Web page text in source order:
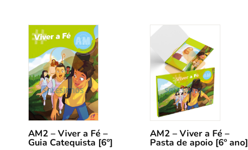
AM2 – Viver a Fé –
Guia Catequista [6º]
AM2 – Viver a Fé –
Pasta de apoio [6º ano]